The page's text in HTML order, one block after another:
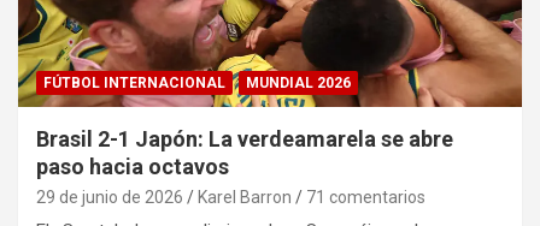
FÚTBOL INTERNACIONAL MUNDIAL 2026
Brasil 2-1 Japón: La verdeamarela se abre
paso hacia octavos
29 de junio de 2026 Karel Barron 71 comentarios